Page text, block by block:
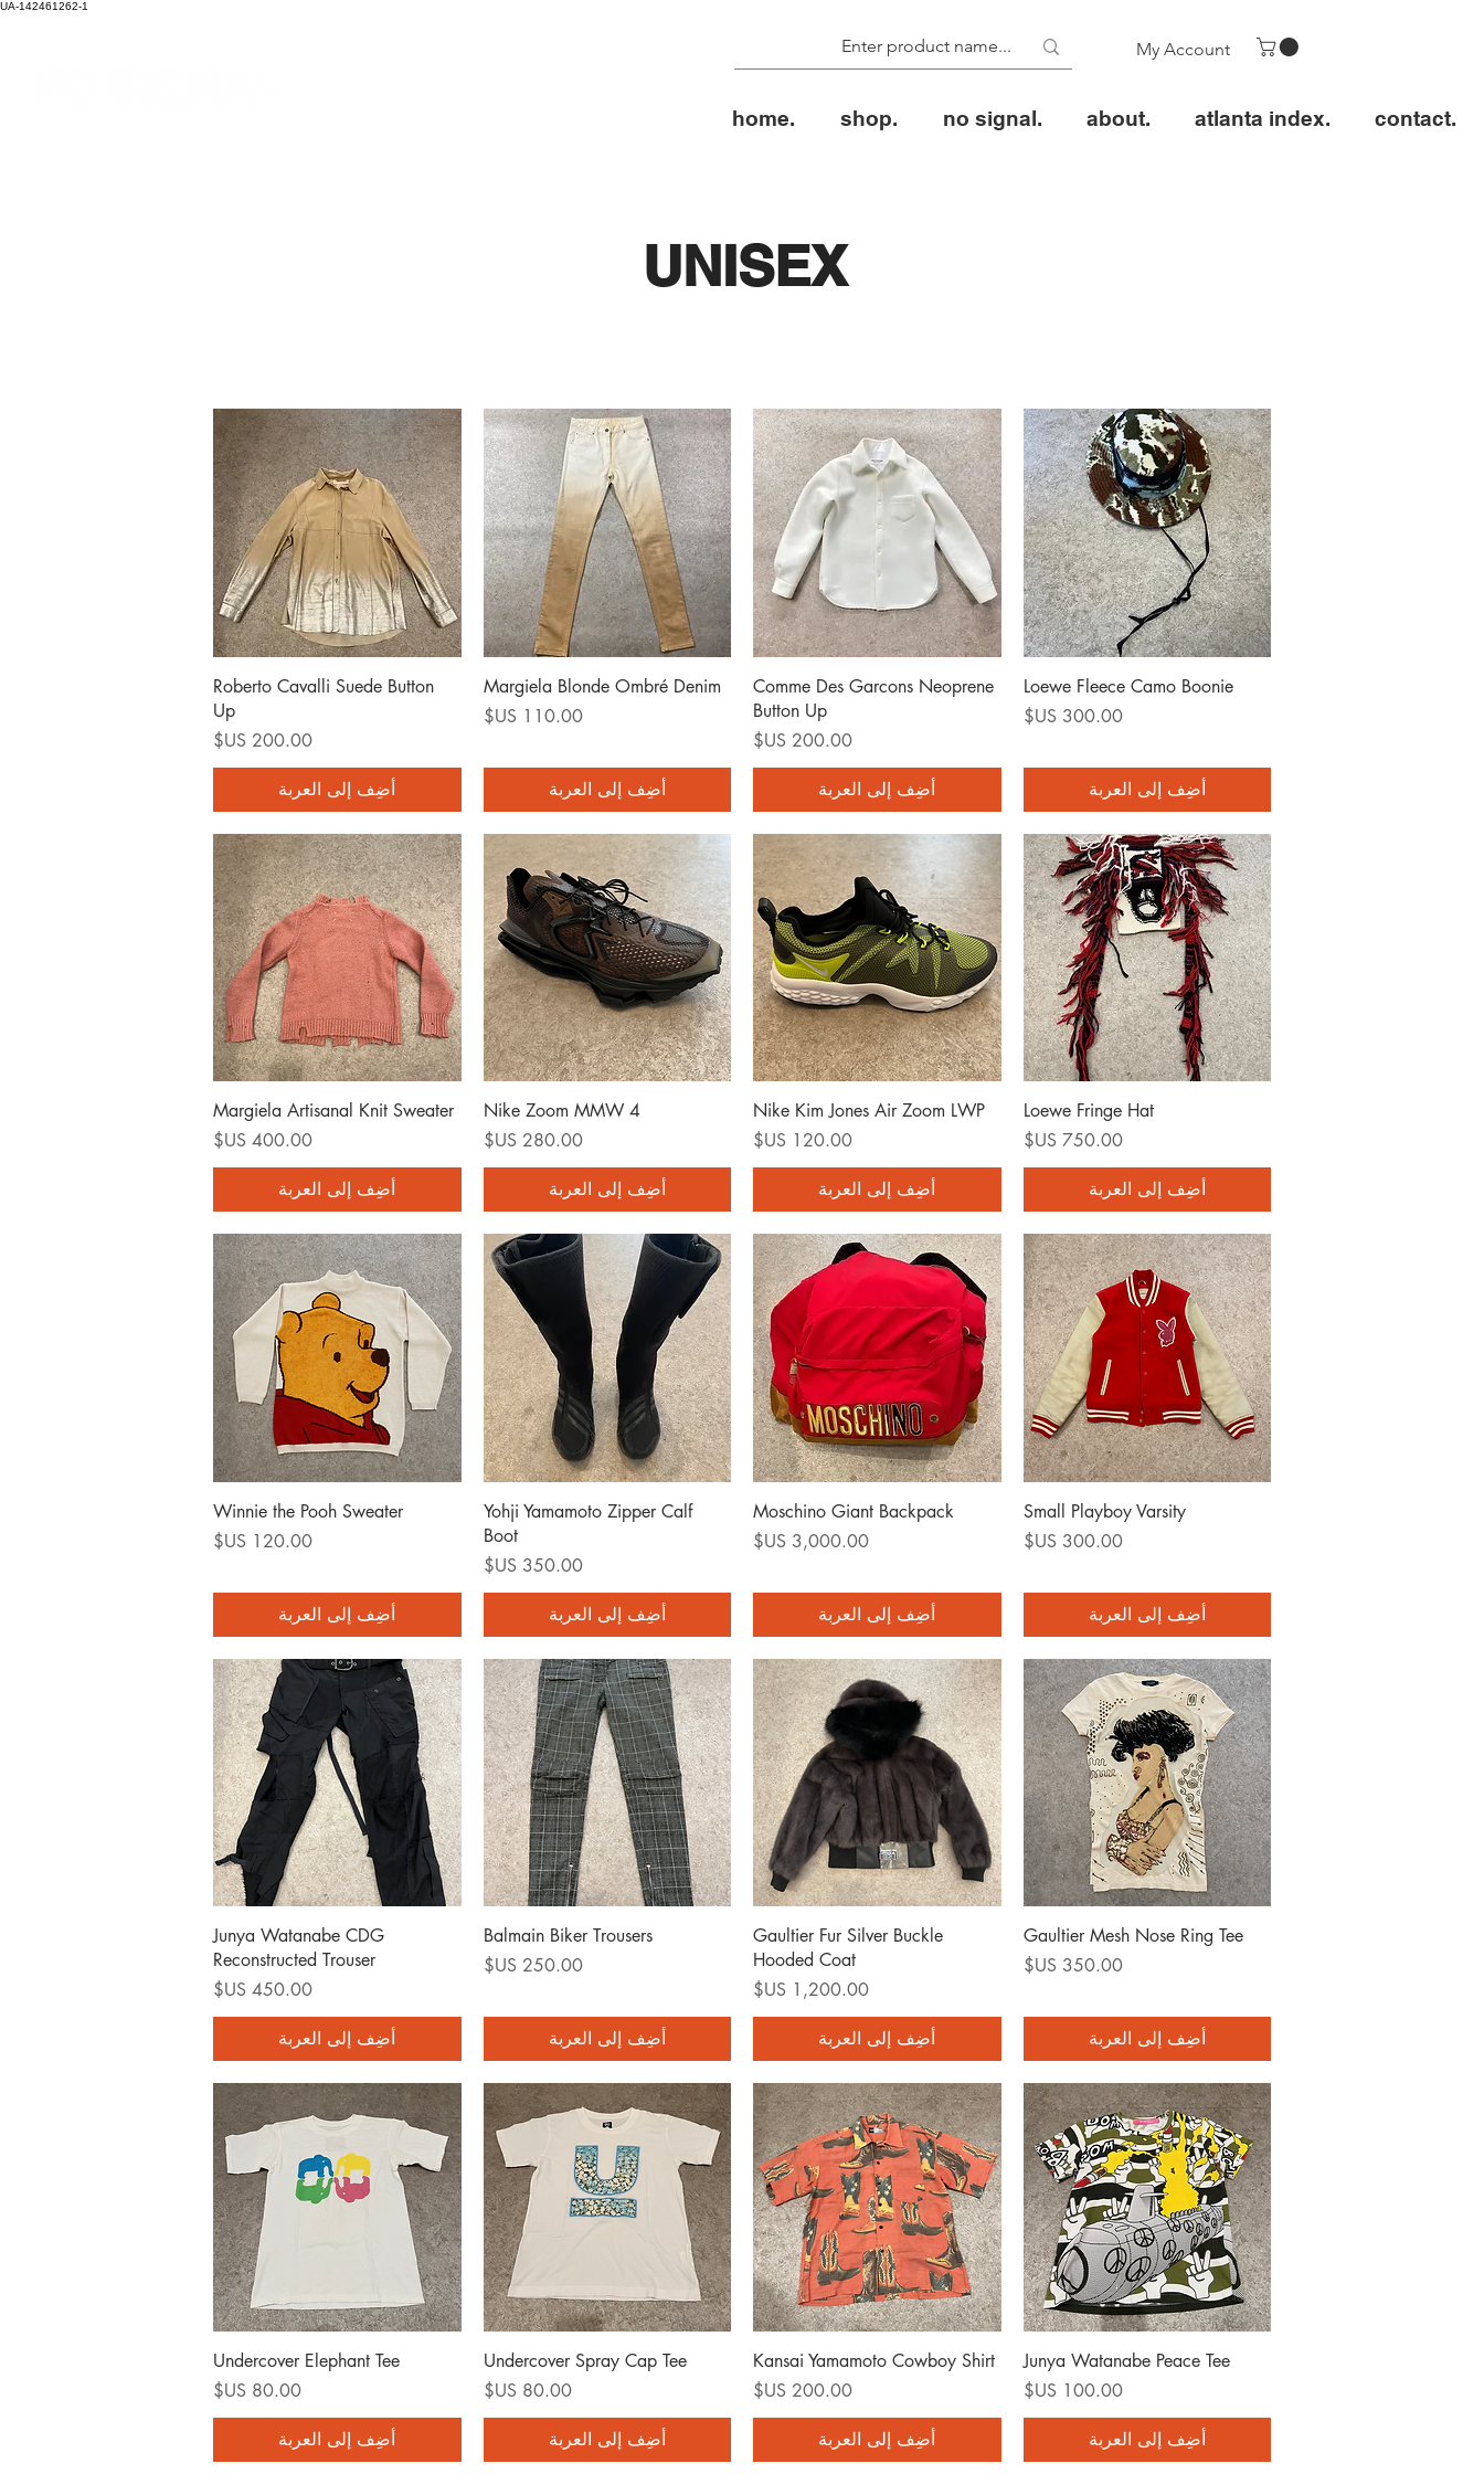
UA-142461262-1
My Account
home. shop. no signal. about. atlanta index. contact.
UNISEX
العرض السريع
Loewe Fleece Camo Boonie
السعر‏300.00 US$
أضِف إلى العربة
العرض السريع
Comme Des Garcons Neoprene
Button Up
السعر
أضِف إلى العربة
العرض السريع
Margiela Blonde Ombré Denim
السعر‏110.00 US$
أضِف إلى العربة
العرض السريع
Roberto Cavalli Suede Button
Up
السعر
أضِف إلى العربة
العرض السريع
Loewe Fringe Hat
السعر‏750.00 US$
أضِف إلى العربة
العرض السريع
Nike Kim Jones Air Zoom LWP
السعر
أضِف إلى العربة
العرض السريع
Nike Zoom MMW 4
السعر‏280.00 US$
أضِف إلى العربة
العرض السريع
Margiela Artisanal Knit Sweater
السعر
أضِف إلى العربة
العرض السريع
Small Playboy Varsity
السعر‏300.00 US$
أضِف إلى العربة
العرض السريع
Moschino Giant Backpack
السعر
أضِف إلى العربة
العرض السريع
Yohji Yamamoto Zipper Calf
Boot
السعر‏350.00 US$
أضِف إلى العربة
العرض السريع
Winnie the Pooh Sweater
السعر
أضِف إلى العربة
العرض السريع
Gaultier Mesh Nose Ring Tee
السعر‏350.00 US$
أضِف إلى العربة
العرض السريع
Gaultier Fur Silver Buckle
Hooded Coat
السعر
أضِف إلى العربة
العرض السريع
Balmain Biker Trousers
السعر‏250.00 US$
أضِف إلى العربة
العرض السريع
Junya Watanabe CDG
Reconstructed Trouser
السعر
أضِف إلى العربة
العرض السريع
Junya Watanabe Peace Tee
السعر‏100.00 US$
أضِف إلى العربة
العرض السريع
Kansai Yamamoto Cowboy Shirt
السعر
أضِف إلى العربة
العرض السريع
Undercover Spray Cap Tee
السعر‏80.00 US$
أضِف إلى العربة
العرض السريع
Undercover Elephant Tee
السعر
أضِف إلى العربة